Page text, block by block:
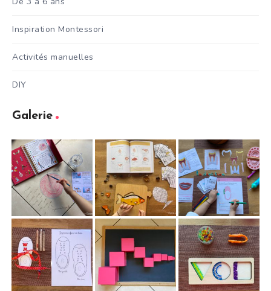
Inspiration Montessori
Activités manuelles
DIY
Galerie